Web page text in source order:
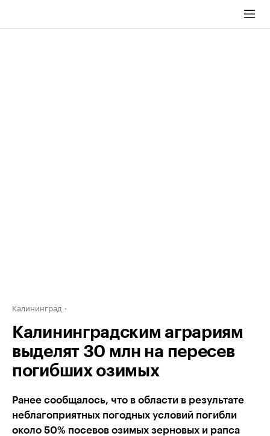
Калининград
Калининградским аграриям
выделят 30 млн на пересев
погибших озимых
Ранее сообщалось, что в области в результате
неблагоприятных погодных условий погибли
около 50% посевов озимых зерновых и рапса